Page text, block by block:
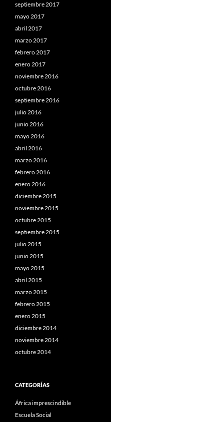
septiembre 2017
mayo 2017
abril 2017
marzo 2017
febrero 2017
enero 2017
noviembre 2016
octubre 2016
septiembre 2016
julio 2016
junio 2016
mayo 2016
abril 2016
marzo 2016
febrero 2016
enero 2016
diciembre 2015
noviembre 2015
octubre 2015
septiembre 2015
julio 2015
junio 2015
mayo 2015
abril 2015
marzo 2015
febrero 2015
enero 2015
diciembre 2014
noviembre 2014
octubre 2014
CATEGORÍAS
África imprescindible
Escuela Social